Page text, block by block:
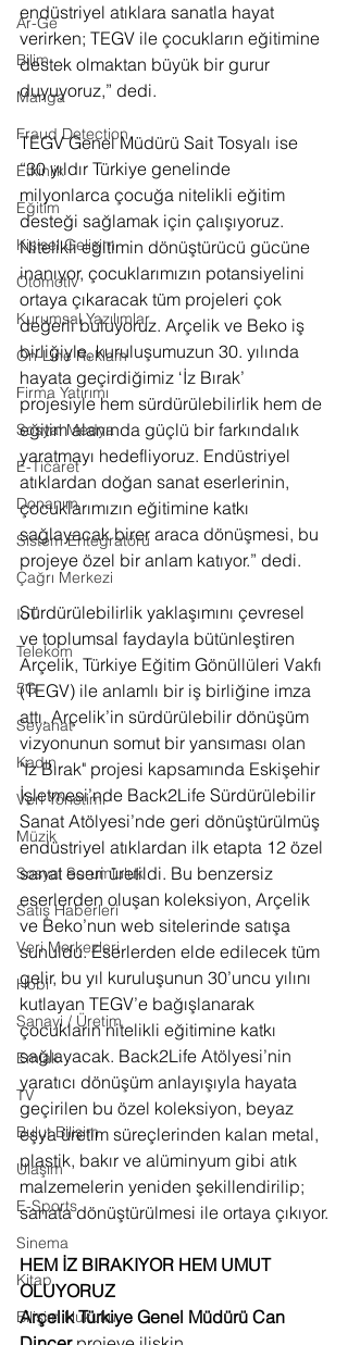
Ar-Ge
Bilim
Manga
Fraud Detection
Etkinlik
Eğitim
Kişisel Gelişim
Otomotiv
Kurumsal Yazılımlar
On-Line Reklam
Firma Yatırımı
Sosyal Medya
E-Ticaret
Donanım
Sistem Entegratörü
Çağrı Merkezi
IoT
Telekom
5G
Seyahat
Kadın
Veri Yönetimi
Müzik
Sosyal Sorumluluk
Satış Haberleri
Veri Merkezleri
Hobi
Sanayi / Üretim
Emlak
TV
Bulut Bilişim
Ulaşım
E-Sports
Sinema
Kitap
Bilişim Hukuku
endüstriyel atıklara sanatla hayat
verirken; TEGV ile çocukların eğitimine
destek olmaktan büyük bir gurur
duyuyoruz,” dedi.
TEGV Genel Müdürü Sait Tosyalı ise
“30 yıldır Türkiye genelinde
milyonlarca çocuğa nitelikli eğitim
desteği sağlamak için çalışıyoruz.
Nitelikli eğitimin dönüştürücü gücüne
inanıyor, çocuklarımızın potansiyelini
ortaya çıkaracak tüm projeleri çok
değerli buluyoruz. Arçelik ve Beko iş
birliğiyle, kuruluşumuzun 30. yılında
hayata geçirdiğimiz ‘İz Bırak’
projesiyle hem sürdürülebilirlik hem de
eğitim alanında güçlü bir farkındalık
yaratmayı hedefliyoruz. Endüstriyel
atıklardan doğan sanat eserlerinin,
çocuklarımızın eğitimine katkı
sağlayacak birer araca dönüşmesi, bu
projeye özel bir anlam katıyor.” dedi.
Sürdürülebilirlik yaklaşımını çevresel
ve toplumsal faydayla bütünleştiren
Arçelik, Türkiye Eğitim Gönüllüleri Vakfı
(TEGV) ile anlamlı bir iş birliğine imza
attı. Arçelik’in sürdürülebilir dönüşüm
vizyonunun somut bir yansıması olan
"İz Bırak" projesi kapsamında Eskişehir
İşletmesi’nde Back2Life Sürdürülebilir
Sanat Atölyesi’nde geri dönüştürülmüş
endüstriyel atıklardan ilk etapta 12 özel
sanat eseri üretildi. Bu benzersiz
eserlerden oluşan koleksiyon, Arçelik
ve Beko’nun web sitelerinde satışa
sunuldu. Eserlerden elde edilecek tüm
gelir, bu yıl kuruluşunun 30’uncu yılını
kutlayan TEGV’e bağışlanarak
çocukların nitelikli eğitimine katkı
sağlayacak. Back2Life Atölyesi’nin
yaratıcı dönüşüm anlayışıyla hayata
geçirilen bu özel koleksiyon, beyaz
eşya üretim süreçlerinden kalan metal,
plastik, bakır ve alüminyum gibi atık
malzemelerin yeniden şekillendirilip;
sanata dönüştürülmesi ile ortaya çıkıyor.
HEM İZ BIRAKIYOR HEM UMUT
OLUYORUZ
Arçelik Türkiye Genel Müdürü Can